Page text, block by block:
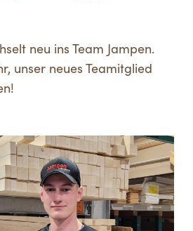
neu ins Team Jampen.
unser neues Teamitglied